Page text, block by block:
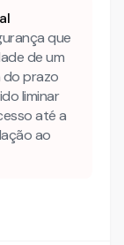
de
que
de um
do prazo
liminar
até a
ao